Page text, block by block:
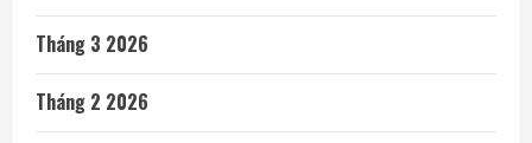
Tháng 3 2026
Tháng 2 2026